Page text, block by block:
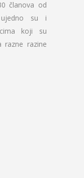
članova od
su i
koji su
razne razine